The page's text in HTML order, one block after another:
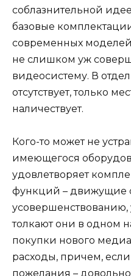
соблазнительной
базовые
современных
не слишком уж
видеосистему. В
отсутствует, только
наличествует.
Кого-то может не
имеющегося
удовлетворяет
функций – движущие
усовершенствованию,
толкают они в одном
покупки нового
расходы, причем, если
пожелания –